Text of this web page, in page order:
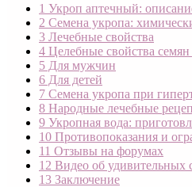
1 Укроп аптечный:
2 Семена укропа:
3 Лечебные свойства
4 Целебные свойства
5 Для мужчин
6 Для детей
7 Семена укропа при
8 Народные лечебные
9 Укропная вода:
10 Противопоказания и
11 Отзывы на форумах
12 Видео об удивительных
13 Заключение